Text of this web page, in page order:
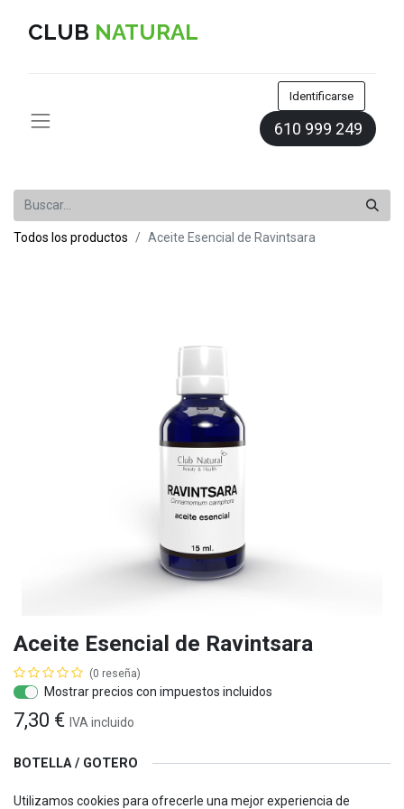
CLUB NATURAL
Identificarse
610 999 249
Todos los productos Aceite Esencial de Ravintsara
Aceite Esencial de Ravintsara
(0 reseña)
Mostrar precios con impuestos incluidos
7,30 € IVA incluido
BOTELLA / GOTERO
10ml 15 ml 30 ml
Utilizamos cookies para ofrecerle una mejor experiencia de